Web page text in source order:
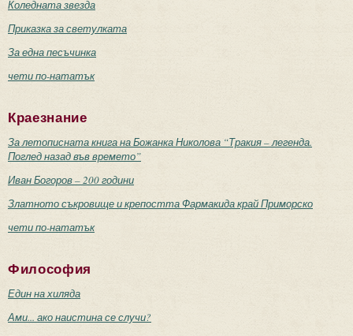
Коледната звезда
Приказка за светулката
За една песъчинка
чети по-нататък
Краезнание
За летописната книга на Божанка Николова “Тракия – легенда.
Поглед назад във времето”
Иван Богоров – 200 години
Златното съкровище и крепостта Фармакида край Приморско
чети по-нататък
Философия
Един на хиляда
Ами... ако наистина се случи?